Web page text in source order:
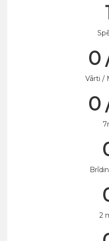
0
Vārti /
0
2